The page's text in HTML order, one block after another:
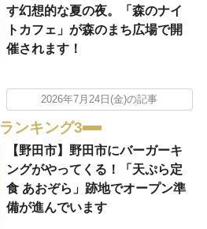
す幻想的な夏の夜。「森のナイ
トカフェ」が森のまち広場で開
催されます！
2026年7月24日(金)の記事
ランキング3
【野田市】野田市にバーガーキ
ングがやってくる！「天ぷら定
食 あおぞら」跡地でオープン準
備が進んでいます